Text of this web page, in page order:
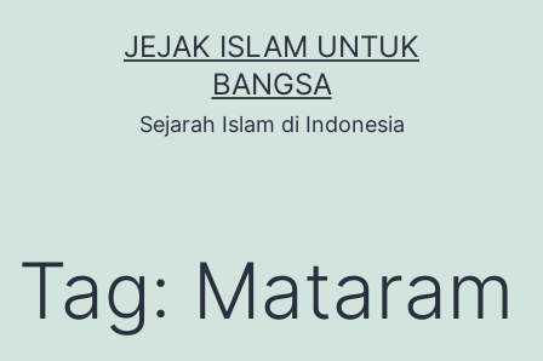
JEJAK ISLAM UNTUK
BANGSA
Sejarah Islam di Indonesia
Tag: Mataram